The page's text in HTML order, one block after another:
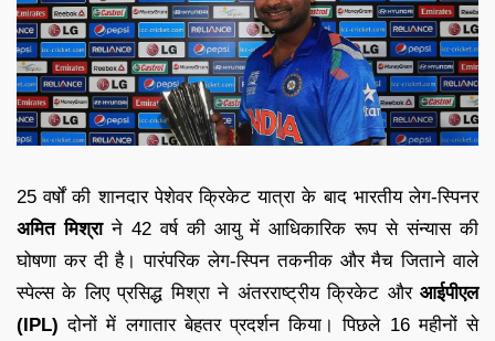
25 वर्षों की शानदार पेशेवर क्रिकेट यात्रा के बाद भारतीय लेग-स्पिनर
अमित मिश्राने 42 वर्ष की आयु में आधिकारिक रूप से संन्यास की
घोषणा कर दी है। पारंपरिक लेग-स्पिन तकनीक और मैच जिताने वाले
स्पेल्स के लिए प्रसिद्ध मिश्रा ने अंतरराष्ट्रीय क्रिकेट और आईपीएल
(IPL) दोनों में लगातार बेहतर प्रदर्शन किया। पिछले 16 महीनों से